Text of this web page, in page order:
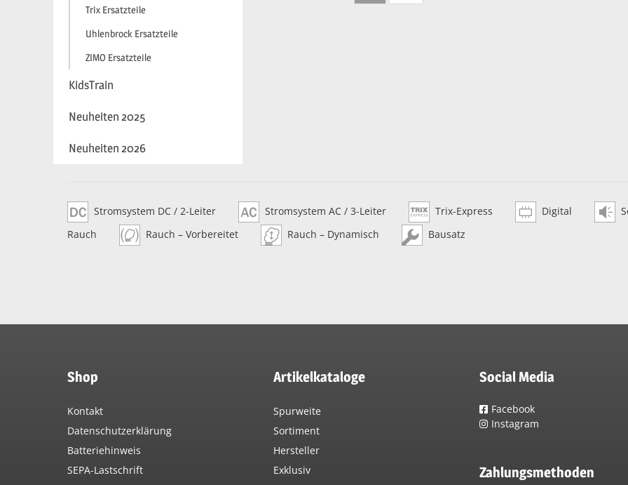
Trix Ersatzteile
Uhlenbrock Ersatzteile
ZIMO Ersatzteile
KidsTrain
Neuheiten 2025
Neuheiten 2026
Stromsystem DC / 2-Leiter Stromsystem AC / 3-Leiter Trix-Express Digital
Rauch
Rauch – Vorbereitet Rauch – Dynamisch Bausatz
Shop
Kontakt
Datenschutzerklärung
Batteriehinweis
SEPA-Lastschrift
Artikelkataloge
Spurweite
Sortiment
Hersteller
Exklusiv
Social Media
Facebook
Instagram
Zahlungsmethoden